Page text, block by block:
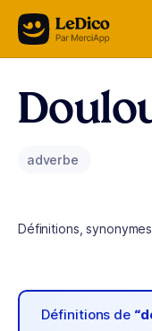
Aller au contenu
adverbe
Définitions,
Définitions de